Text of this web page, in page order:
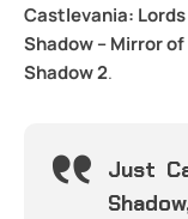
Castlevania:
Shadow – Mirror of
Shadow 2.
Just